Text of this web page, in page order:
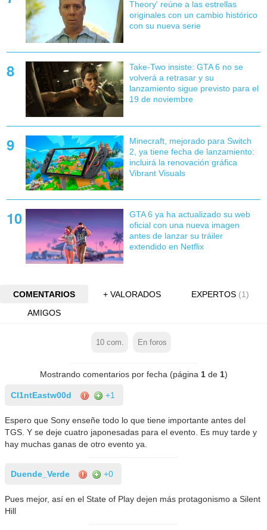
Theory' reúne a las estrellas
originales con un cambio histórico
con su nueva serie
Take-Two insiste: GTA 6 no se
volverá a retrasar y su
lanzamiento sigue previsto para el
19 de noviembre
Minecraft, mejorado para Switch
2, ya tiene fecha de lanzamiento:
incluirá la renovación gráfica
Vibrant Visuals
GTA 6 ya ha actualizado su web
oficial con una nueva imagen
antes de lanzar su tráiler
extendido en Netflix
COMENTARIOS + VALORADOS EXPERTOS (1)
AMIGOS
10com. En foros
Mostrando comentarios por fecha (página 1de 1)
Cl1ntEastw00d +1
Espero que Sony enseñe todo lo que tiene importante antes del
TGS. Y se deje cuatro japonesadas para el evento. Es muy tarde y
hay muchas ganas de otro evento ya.
Duende_Verde +0
Pues mejor, así en el State of Play dejen más protagonismo a Silent
Hill